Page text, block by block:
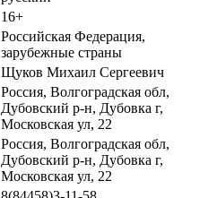
16+
Российская Федерация,
зарубежные страны
Щуков Михаил Сергеевич
Россия, Волгоградская обл,
Дубовский р-н, Дубовка г,
Московская ул, 22
Россия, Волгоградская обл,
Дубовский р-н, Дубовка г,
Московская ул, 22